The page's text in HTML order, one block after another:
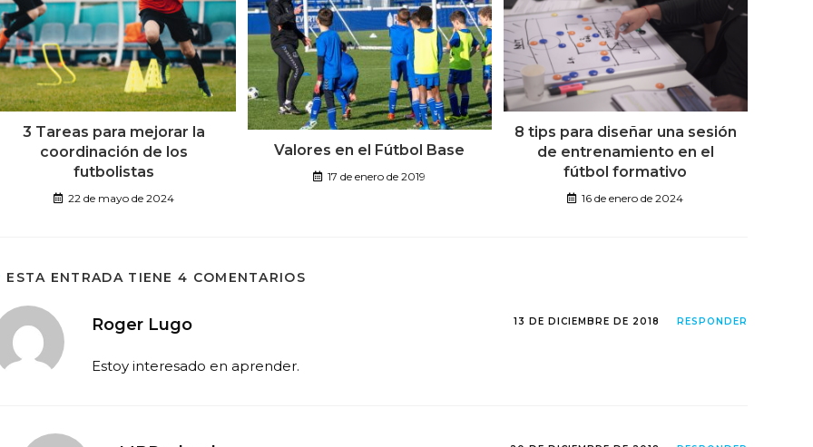
3 Tareas para mejorar la
coordinación de los
futbolistas
22 de mayo de 2024
Valores en el Fútbol Base
17 de enero de 2019
8 tips para diseñar una sesión
de entrenamiento en el
fútbol formativo
16 de enero de 2024
ESTA ENTRADA TIENE 4 COMENTARIOS
Roger Lugo 13 DE DICIEMBRE DE 2018 RESPONDER
Estoy interesado en aprender.